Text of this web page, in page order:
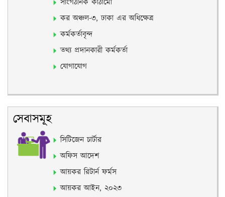
কর অঞ্চল-৩, ঢাকা এর অধিক্ষেত্র
কর্মকর্তাবৃন্দ
তথ্য প্রদানকারী কর্মকর্তা
যোগাযোগ
সেবাসমূহ
সিটিজেন চার্টার
অফিস আদেশ
আয়কর রিটার্ন ফর্মস
আয়কর আইন, ২০২৩